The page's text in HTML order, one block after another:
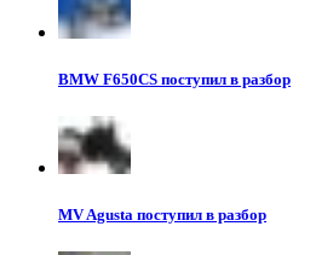
BMW F650CS поступил в разбор
MV Agusta поступил в разбор